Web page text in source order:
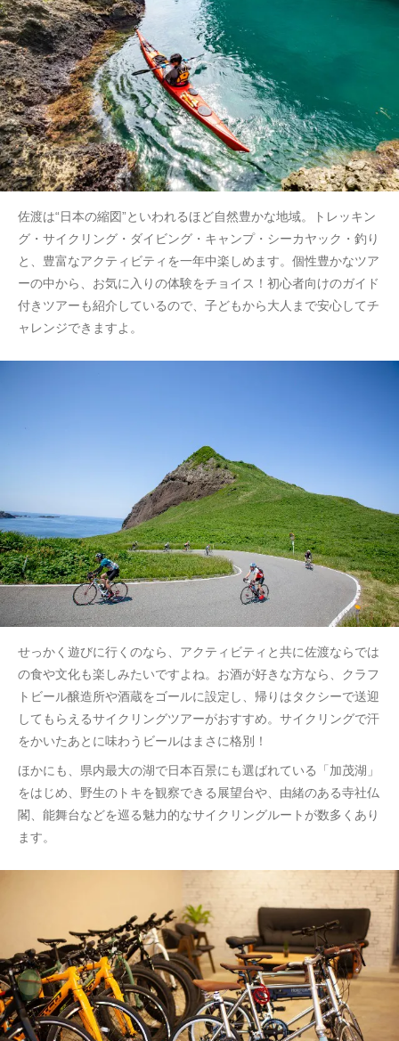
佐渡は“日本の縮図”といわれるほど自然豊かな地域。トレッキン
グ・サイクリング・ダイビング・キャンプ・シーカヤック・釣り
と、豊富なアクティビティを一年中楽しめます。個性豊かなツア
ーの中から、お気に入りの体験をチョイス！初心者向けのガイド
付きツアーも紹介しているので、子どもから大人まで安心してチ
ャレンジできますよ。
せっかく遊びに行くのなら、アクティビティと共に佐渡ならでは
の食や文化も楽しみたいですよね。お酒が好きな方なら、クラフ
トビール醸造所や酒蔵をゴールに設定し、帰りはタクシーで送迎
してもらえるサイクリングツアーがおすすめ。サイクリングで汗
をかいたあとに味わうビールはまさに格別！
ほかにも、県内最大の湖で日本百景にも選ばれている「加茂湖」
をはじめ、野生のトキを観察できる展望台や、由緒のある寺社仏
閣、能舞台などを巡る魅力的なサイクリングルートが数多くあり
ます。